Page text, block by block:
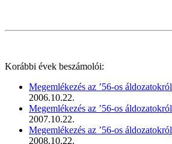
Korábbi évek beszámolói:
Megemlékezés az ’56-os áldozatokról
2006.10.22.
Megemlékezés az ’56-os áldozatokról
2007.10.22.
Megemlékezés az ’56-os áldozatokról
2008.10.22.